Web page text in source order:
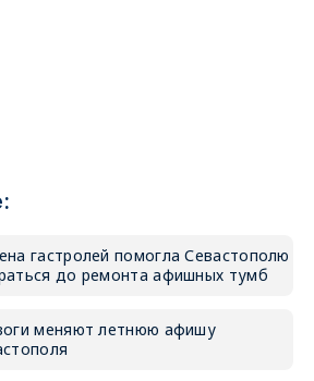
гастролей помогла Севастополю
до ремонта афишных тумб
меняют летнюю афишу